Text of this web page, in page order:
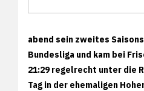
abend sein zweites
Bundesliga und kam bei
21:29 regelrecht unter die
Tag in der ehemaligen